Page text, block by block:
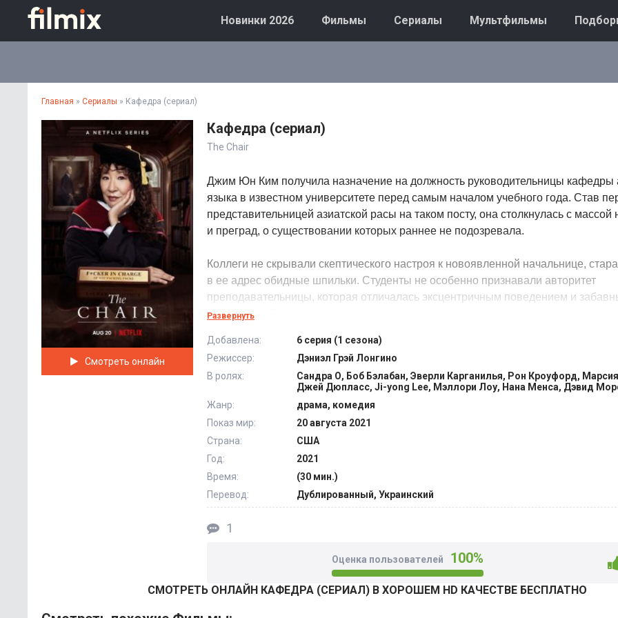
Новинки 2026 Фильмы Сериалы Мультфильмы
Главная » Сериалы » Кафедра (сериал)
Смотреть онлайн
Кафедра (сериал)
The Chair
Джим Юн Ким получила назначение на должность руководительницы кафедры
языка в известном университете перед самым началом учебного года. Став
представительницей азиатской расы на таком посту, она столкнулась с массой
и преград, о существовании которых раннее не подозревала.
Коллеги не скрывали скептического настроя к новоявленной начальнице,
в ее адрес обидные шпильки. Студенты не особенно признавали авторитет
преподавательницы, которая отличалась эксцентричным поведением и
выходками. Они постоянно устраивали провокации, пытались подловить
Только сама Джим не была просто так сдаться, признавая собственное
старалась достойно справляться с поставленными задачами и возникающими
не проявляя слабость и малодушие. Ради этого женщине предстояло с
мудростью обходить все острые углы, не допуская обострения ситуации,
негативно сказаться на учебном процессе. Только терпение помогало ей
каждодневные испытания и не терять репутацию на фоне многочисленных
судьбы. @Filmix.fan
Развернуть
Добавлена:
6 серия (1 сезона)
Режиссер:
Дэниэл Грэй Лонгино
В ролях:
Сандра О, Боб Бэлабан, Эверли Карганилья, Рон Кроуфорд,
Джей Дюпласс, Ji-yong Lee, Мэллори Лоу, Нана Менса, Дэвид
Жанр:
драма, комедия
Показ мир:
20 августа 2021
Страна:
США
Год:
2021
Время:
(30 мин.)
Перевод:
Дублированный, Украинский
1
Оценка пользователей 100%
СМОТРEТЬ ОНЛАЙН КАФЕДРА (СЕРИАЛ) В ХОРОШЕМ HD КАЧЕСТВЕ БЕСПЛАТНО